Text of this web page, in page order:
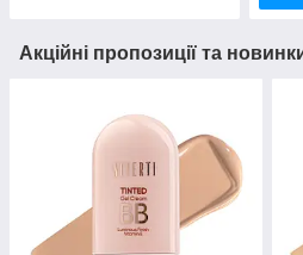
Акційні пропозиції та